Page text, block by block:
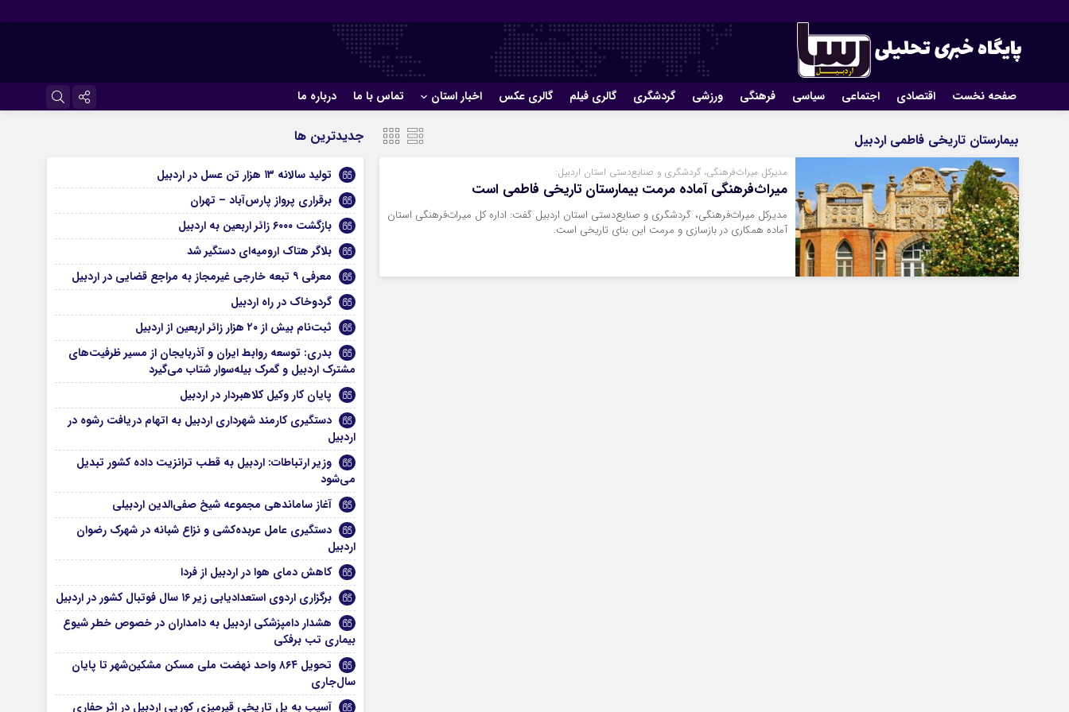
صفحه نخست اقتصادی اجتماعی سیاسی فرهنگی ورزشی گردشگری گالری فیلم گالری عکس اخبار استان تماس با ما درباره ما
بیمارستان تاریخی فاطمی اردبیل
مدیرکل میراث‌فرهنگی، گردشگری و صنایع‌دستی استان اردبیل:
میراث‌فرهنگی آماده مرمت بیمارستان تاریخی فاطمی است
مدیرکل میراث‌فرهنگی، گردشگری و صنایع‌دستی استان اردبیل گفت: اداره کل میراث‌فرهنگی استان
آماده همکاری در بازسازی و مرمت این بنای تاریخی است.
جديدترين ها
تولید سالانه ۱۳ هزار تن عسل در اردبیل
برقراری پرواز پارس‌آباد – تهران
بازگشت ۶۰۰۰ زائر اربعین به اردبیل
بلاگر هتاک ارومیه‌ای دستگیر شد
معرفی ۹ تبعه خارجی غیرمجاز به مراجع قضایی در اردبیل
گردوخاک در راه اردبیل
ثبت‌نام بیش از ۲۰ هزار زائر اربعین از اردبیل
بدری: توسعه روابط ایران و آذربایجان از مسیر ظرفیت‌های
مشترک اردبیل و گمرک بیله‌سوار شتاب می‌گیرد
پایان کار وکیل کلاهبردار در اردبیل
دستگیری کارمند شهرداری اردبیل به اتهام دریافت رشوه در
اردبیل
وزیر ارتباطات: اردبیل به قطب ترانزیت داده کشور تبدیل
می‌شود
آغاز ساماندهی مجموعه شیخ صفی‌الدین اردبیلی
دستگیری عامل عربده‌کشی و نزاع شبانه در شهرک رضوان
اردبیل
کاهش دمای هوا در اردبیل از فردا
برگزاری اردوی استعدادیابی زیر ۱۶ سال فوتبال کشور در اردبیل
هشدار دامپزشکی اردبیل به دامداران در خصوص خطر شیوع
بیماری تب برفکی
تحویل ۸۶۴ واحد نهضت ملی مسکن مشکین‌شهر تا پایان
سال‌جاری
آسیب به پل تاریخی قیرمیزی کورپی اردبیل در اثر حفاری